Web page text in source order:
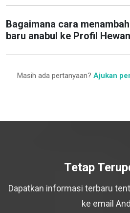
Bagaimana cara
baru anabul ke Profil
Masih ada pertanyaan? Ajukan
Tetap
Dapatkan informasi terbaru
ke email